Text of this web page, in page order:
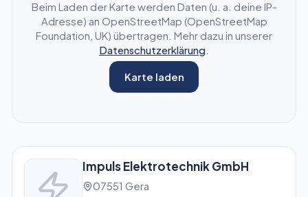
Beim Laden der Karte werden Daten (u. a. deine IP-
Adresse) an OpenStreetMap (OpenStreetMap
Foundation, UK) übertragen. Mehr dazu in unserer
Datenschutzerklärung
Karte laden
Impuls Elektrotechnik GmbH
07551 Gera